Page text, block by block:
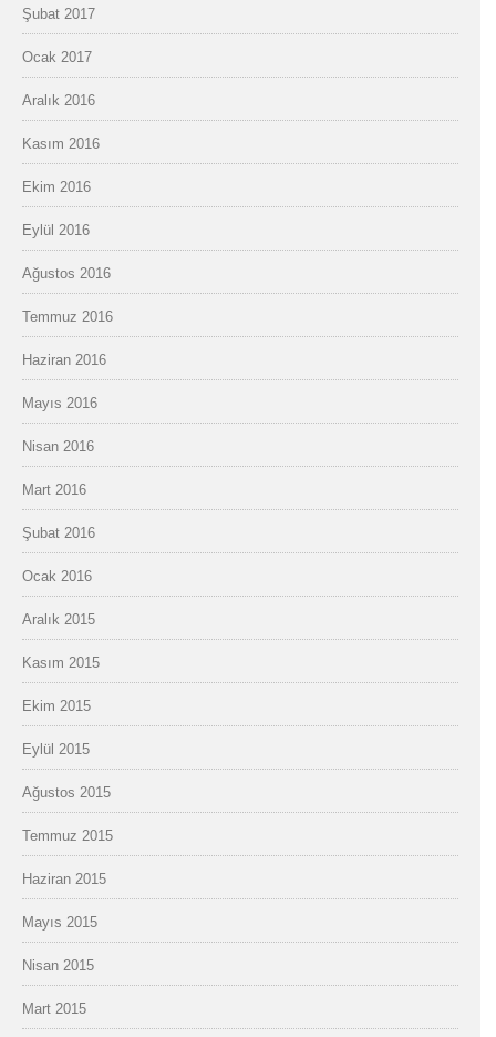
Şubat 2017
Ocak 2017
Aralık 2016
Kasım 2016
Ekim 2016
Eylül 2016
Ağustos 2016
Temmuz 2016
Haziran 2016
Mayıs 2016
Nisan 2016
Mart 2016
Şubat 2016
Ocak 2016
Aralık 2015
Kasım 2015
Ekim 2015
Eylül 2015
Ağustos 2015
Temmuz 2015
Haziran 2015
Mayıs 2015
Nisan 2015
Mart 2015